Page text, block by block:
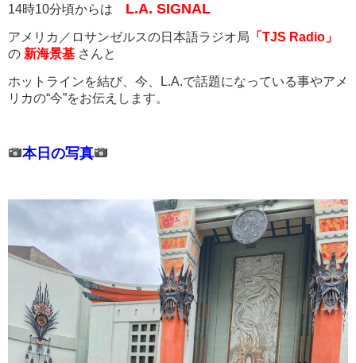
14時10分頃からは L.A. SIGNAL
アメリカ／ロサンゼルスの日本語ラジオ局 「TJS Radio」
の 新海景基 さんと
ホットラインを結び、今、L.A.で話題になっている事やアメ
リカの“今”をお伝えします。
本日の写真